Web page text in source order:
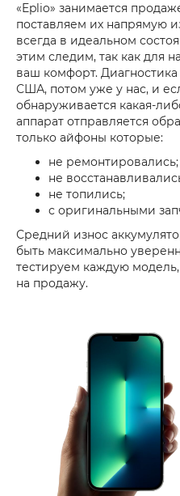
«Eplio» занимается
поставляем их напрямую
всегда в идеальном
этим следим, так как для
ваш комфорт.
США, потом уже у нас, и
обнаруживается какая-
аппарат отправляется
только айфоны которые:
не ремонтировались;
не
не топились;
с оригинальными
Средний износ
быть максимально
тестируем каждую
на продажу.